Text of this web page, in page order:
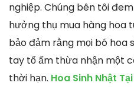
nghiệp. Chúng bên tôi
hưởng thụ mua hàng hoa
bảo đảm rằng mọi bó hoa
tay tổ ấm thừa nhận một
thời hạn. Hoa Sinh Nhật